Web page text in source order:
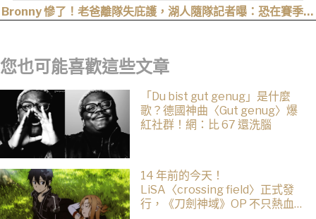
晚！
Bronny 慘了！老爸離隊失庇護，湖人隨隊記者曝：恐在賽季開
您也可能喜歡這些文章
「Du bist gut genug」是什麼
歌？德國神曲〈Gut genug〉爆
紅社群！網：比 67 還洗腦
14 年前的今天！
LiSA〈crossing field〉正式發
行，《刀劍神域》OP 不只熱血還